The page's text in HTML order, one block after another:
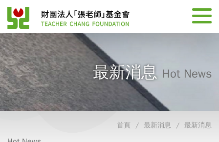
最新消息 Hot News
首頁 最新消息 最新消息